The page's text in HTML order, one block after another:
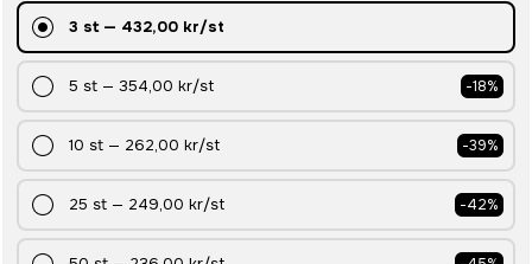
3 st— 432,00 kr/st
5 st — 354,00 kr/st -18%
10 st — 262,00 kr/st -39%
25 st — 249,00 kr/st -42%